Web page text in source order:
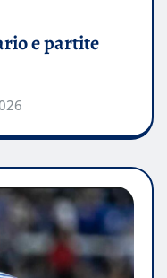
e partite